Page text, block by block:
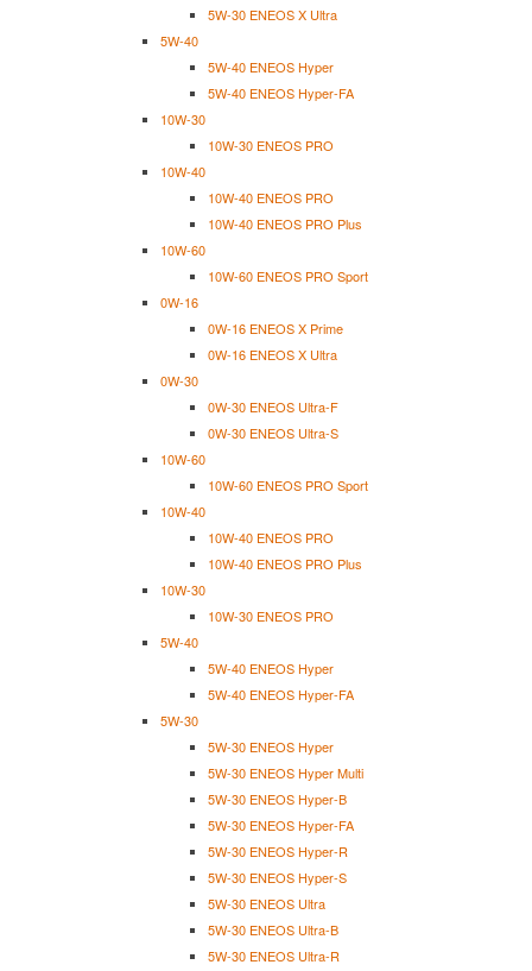
5W-30 ENEOS X Ultra
5W-40
5W-40 ENEOS Hyper
5W-40 ENEOS Hyper-FA
10W-30
10W-30 ENEOS PRO
10W-40
10W-40 ENEOS PRO
10W-40 ENEOS PRO Plus
10W-60
10W-60 ENEOS PRO Sport
0W-16
0W-16 ENEOS X Prime
0W-16 ENEOS X Ultra
0W-30
0W-30 ENEOS Ultra-F
0W-30 ENEOS Ultra-S
10W-60
10W-60 ENEOS PRO Sport
10W-40
10W-40 ENEOS PRO
10W-40 ENEOS PRO Plus
10W-30
10W-30 ENEOS PRO
5W-40
5W-40 ENEOS Hyper
5W-40 ENEOS Hyper-FA
5W-30
5W-30 ENEOS Hyper
5W-30 ENEOS Hyper Multi
5W-30 ENEOS Hyper-B
5W-30 ENEOS Hyper-FA
5W-30 ENEOS Hyper-R
5W-30 ENEOS Hyper-S
5W-30 ENEOS Ultra
5W-30 ENEOS Ultra-B
5W-30 ENEOS Ultra-R